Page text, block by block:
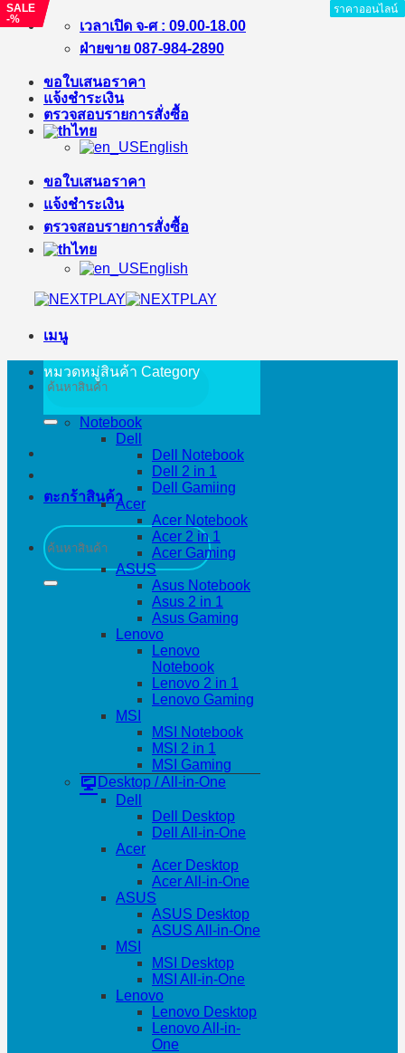
ข้าม
เนื้อหา
เวลาเปิด จ-ศ : 09.00-18.00
ฝ่ายขาย 087-984-2890
ขอใบเสนอราคา
แจ้งชำระเงิน
ตรวจสอบรายการสั่งซื้อ
ไทย
English
ขอใบเสนอราคา
แจ้งชำระเงิน
ตรวจสอบรายการสั่งซื้อ
ไทย
English
เมนู
ค้นหา:
ตะกร้าสินค้า
ค้นหา:
หมวดหมู่สินค้า Category
Notebook
Dell
Dell Notebook
Dell 2 in 1
Dell Gamiing
Acer
Acer Notebook
Acer 2 in 1
Acer Gaming
ASUS
Asus Notebook
Asus 2 in 1
Asus Gaming
Lenovo
Lenovo
Notebook
Lenovo 2 in 1
Lenovo Gaming
MSI
MSI Notebook
MSI 2 in 1
MSI Gaming
Desktop / All-in-One
Dell
Dell Desktop
Dell All-in-One
Acer
Acer Desktop
Acer All-in-One
ASUS
ASUS Desktop
ASUS All-in-One
MSI
MSI Desktop
MSI All-in-One
Lenovo
Lenovo Desktop
Lenovo All-in-
One
ราคาออนไลน์
ราคาออนไลน์
SALE
-%
ราคาออนไลน์
ราคาออนไลน์
ราคาออนไลน์
ราคาออนไลน์
ราคาออนไลน์
SALE
-%
ราคาออนไลน์